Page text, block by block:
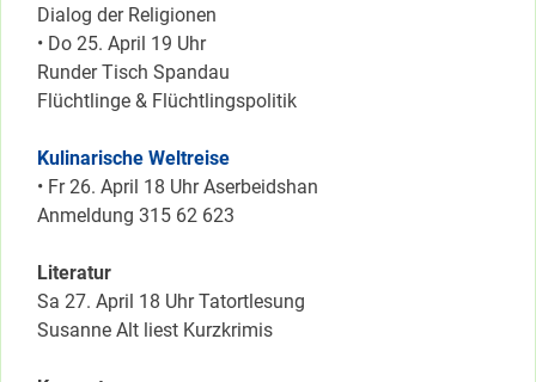
Dialog der Religionen
• Do 25. April 19 Uhr
Runder Tisch Spandau
Flüchtlinge & Flüchtlingspolitik
Kulinarische Weltreise
• Fr 26. April 18 Uhr Aserbeidshan
Anmeldung 315 62 623
Literatur
Sa 27. April 18 Uhr Tatortlesung
Susanne Alt liest Kurzkrimis